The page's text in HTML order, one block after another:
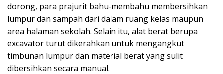
dorong, para prajurit bahu-membahu membersihkan
lumpur dan sampah dari dalam ruang kelas maupun
area halaman sekolah. Selain itu, alat berat berupa
excavator turut dikerahkan untuk mengangkut
timbunan lumpur dan material berat yang sulit
dibersihkan secara manual.